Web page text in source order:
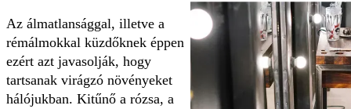
Az álmatlansággal, illetve a
rémálmokkal küzdőknek éppen
ezért azt javasolják, hogy
tartsanak virágzó növényeket
hálójukban. Kitűnő a rózsa, a